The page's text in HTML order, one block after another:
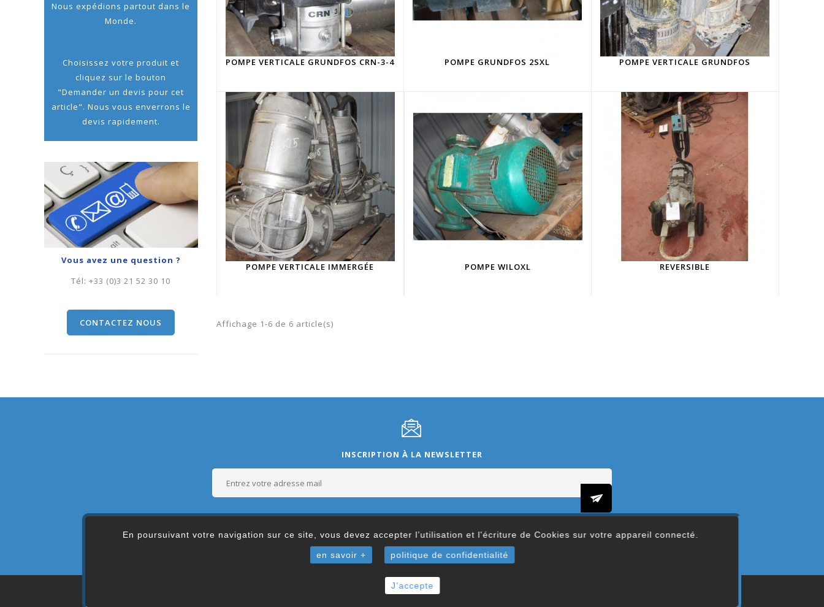
En poursuivant votre navigation sur ce site, vous devez accepter l’utilisation et l'écriture de Cookies sur votre appareil connecté.
en savoir + politique de confidentialité
J'accepte
Nous expédions partout dans le
Monde.
Choisissez votre produit et
cliquez sur le bouton
"Demander un devis pour cet
article". Nous vous enverrons le
devis rapidement.
Vous avez une question ?
Tél:+33 (0)3 21 52 30 10
CONTACTEZ NOUS
POMPE VERTICALE GRUNDFOS CRN-3-4 POMPE GRUNDFOS 2SXL POMPE VERTICALE GRUNDFOS
POMPE VERTICALE IMMERGÉE POMPE WILOXL REVERSIBLE
Affichage 1-6 de 6 article(s)
INSCRIPTION À LA NEWSLETTER